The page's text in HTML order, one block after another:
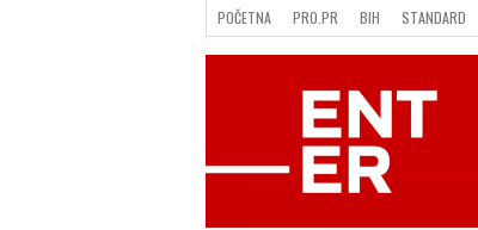
POČETNA PRO.PR BIH STANDARD
FILMING LOCATION IN BH
KONTAKT